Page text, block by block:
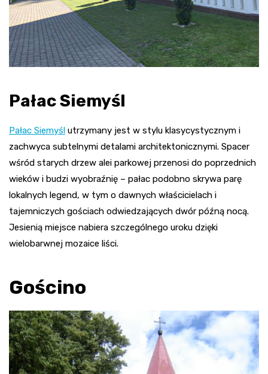
Pałac Siemyśl
Pałac Siemyśl utrzymany jest w stylu klasycystycznym i
zachwyca subtelnymi detalami architektonicznymi. Spacer
wśród starych drzew alei parkowej przenosi do poprzednich
wieków i budzi wyobraźnię – pałac podobno skrywa parę
lokalnych legend, w tym o dawnych właścicielach i
tajemniczych gościach odwiedzających dwór późną nocą.
Jesienią miejsce nabiera szczególnego uroku dzięki
wielobarwnej mozaice liści.
Gościno